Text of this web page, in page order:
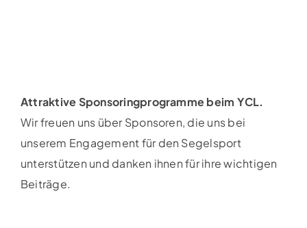
Attraktive Sponsoringprogramme beim YCL.
Wir freuen uns über Sponsoren, die uns bei
unserem Engagement für den Segelsport
unterstützen und danken ihnen für ihre wichtigen
Beiträge.